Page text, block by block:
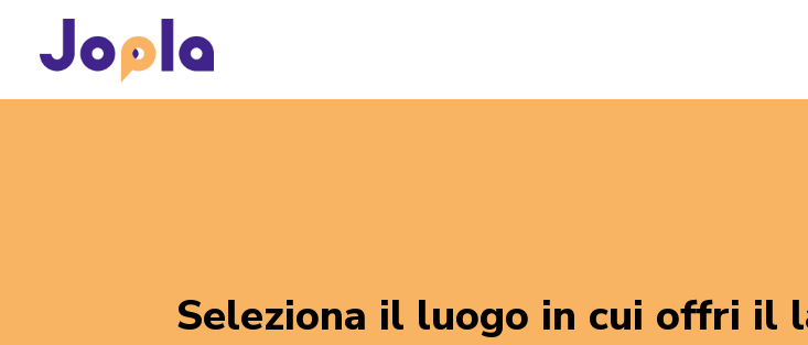
Seleziona il luogo in cui offri il